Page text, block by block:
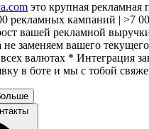
это крупная рекламная
рекламных кампаний | >7
вашей рекламной
не заменяем вашего
валютах * Интеграция
в боте и мы с тобой